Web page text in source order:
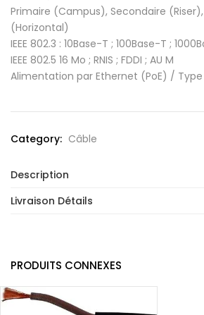
Primaire (Campus), Secondaire
(Horizontal)
IEEE 802.3 : 10Base-T ; 100Base-T ;
IEEE 802.5 16 Mo ; RNIS ; FDDI ; AU M
Alimentation par Ethernet (PoE) / Type
Category: Câble
Description
Livraison Détails
PRODUITS CONNEXES